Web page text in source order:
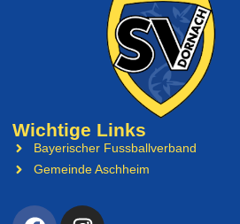
Wichtige Links
Bayerischer Fussballverband
Gemeinde Aschheim